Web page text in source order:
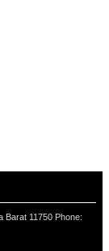
Barat 11750 Phone: